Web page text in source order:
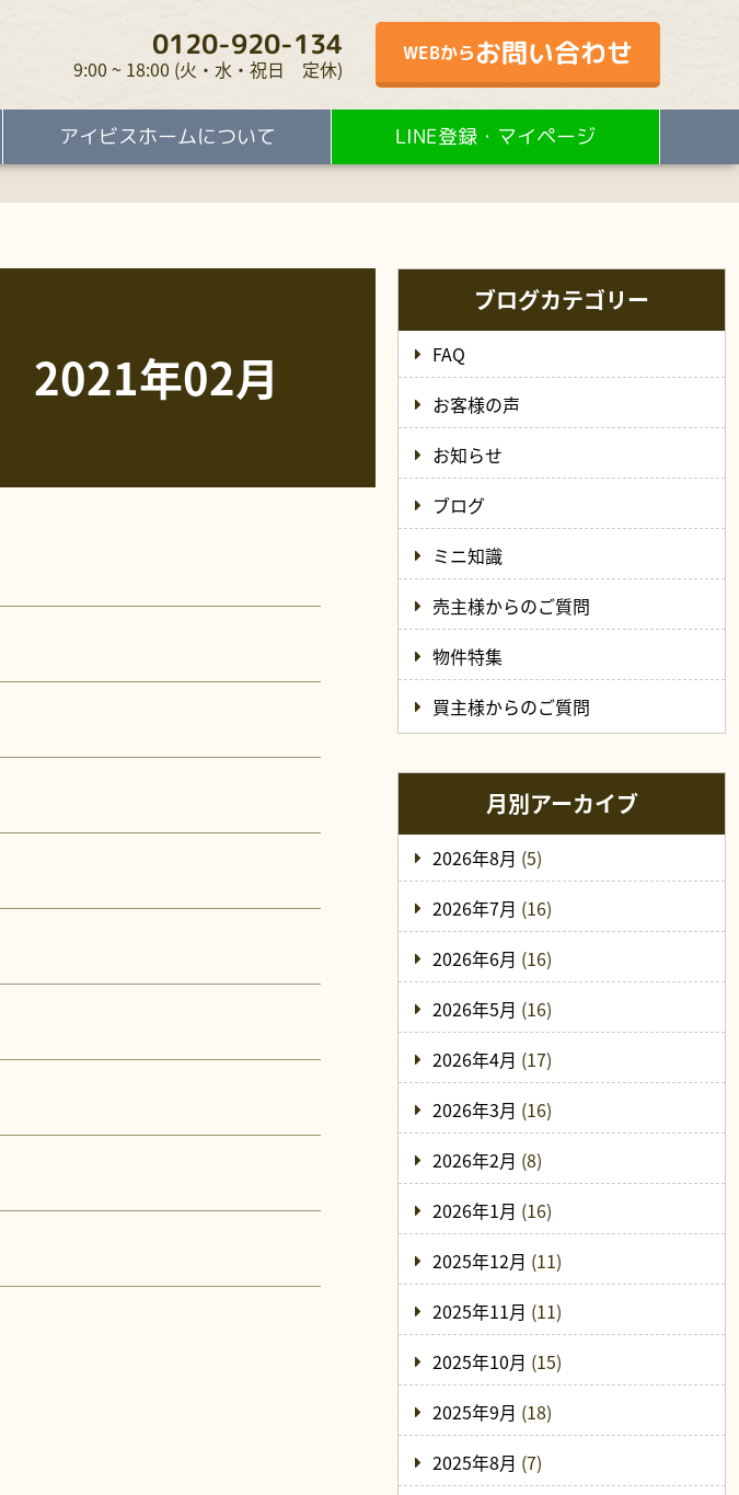
0120-920-134
9:00 ~ 18:00 (火・水・祝日 定休)
WEBからお問い合わせ
アイビスホームについて LINE登録・マイページ
2021年02月
ブログカテゴリー
FAQ
お客様の声
お知らせ
ブログ
ミニ知識
売主様からのご質問
物件特集
買主様からのご質問
月別アーカイブ
2026年8月 (5)
2026年7月 (16)
2026年6月 (16)
2026年5月 (16)
2026年4月 (17)
2026年3月 (16)
2026年2月 (8)
2026年1月 (16)
2025年12月 (11)
2025年11月 (11)
2025年10月 (15)
2025年9月 (18)
2025年8月 (7)